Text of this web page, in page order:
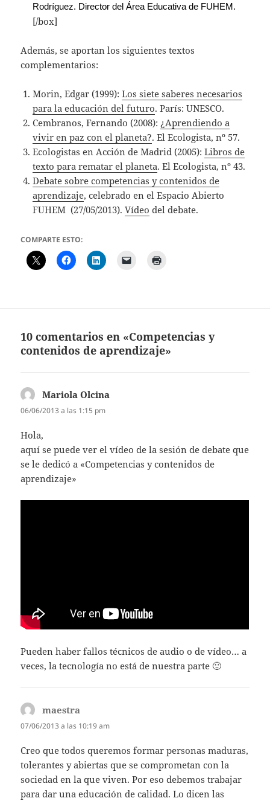
Rodríguez. Director del Área Educativa de FUHEM.
[/box]
Además, se aportan los siguientes textos
complementarios:
Morin, Edgar (1999):Los siete saberes necesarios
para la educación del futuro. París: UNESCO.
Cembranos, Fernando (2008): ¿Aprendiendo a
vivir en paz con el planeta?. El Ecologista, nº 57.
Ecologistas en Acción de Madrid (2005):Libros de
texto para rematar el planeta. El Ecologista, nº 43.
Debate sobre competencias y contenidos de
aprendizaje, celebrado en el Espacio Abierto
FUHEM (27/05/2013).Vídeo del debate.
COMPARTE ESTO:
10 comentarios en «Competencias y
contenidos de aprendizaje»
Mariola Olcina
06/06/2013 a las 1:15 pm
Hola,
aquí se puede ver el vídeo de la sesión de debate que
se le dedicó a «Competencias y contenidos de
aprendizaje»
Pueden haber fallos técnicos de audio o de vídeo… a
veces, la tecnología no está de nuestra parte 🙂
maestra
07/06/2013 a las 10:19 am
Creo que todos queremos formar personas maduras,
tolerantes y abiertas que se comprometan con la
sociedad en la que viven. Por eso debemos trabajar
para dar una educación de calidad. Lo dicen las